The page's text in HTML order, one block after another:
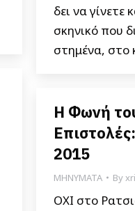
δει να γίνετε
σκηνικό που
στημένα, στο
Η Φωνή
2015
ΜΗΝΥΜΑΤΑ By
ΟΧΙ στο